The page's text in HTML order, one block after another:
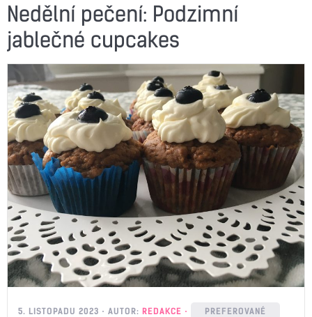
Nedělní pečení: Podzimní
jablečné cupcakes
5. LISTOPADU 2023 AUTOR: REDAKCE
PREFEROVANÉ